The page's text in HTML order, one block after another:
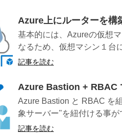
Azure上にルーターを構
基本的には、Azureの仮想
なるため、仮想マシン１台
記事を読む
Azure Bastion + RBAC
Azure Bastion と RBAC を
象サーバー"を紐付ける事が
記事を読む